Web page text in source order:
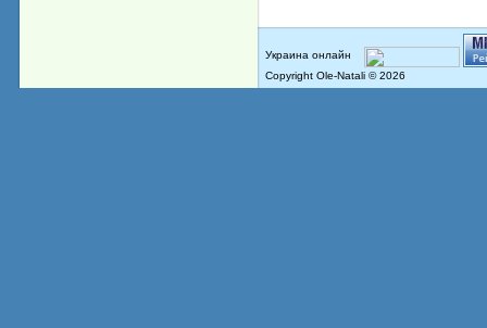
Copyright Ole-Natali © 2026